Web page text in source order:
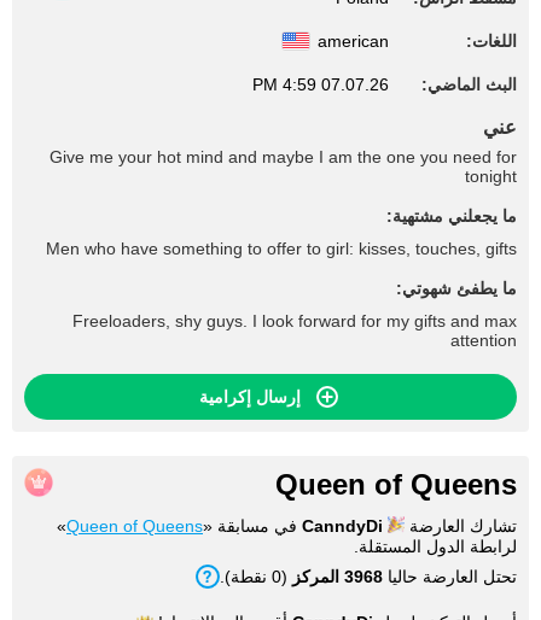
اللغات: american
البث الماضي: 07.07.26 4:59 PM
عني
Give me your hot mind and maybe I am the one you need for
tonight
ما يجعلني مشتهية:
Men who have something to offer to girl: kisses, touches, gifts
ما يطفئ شهوتي:
Freeloaders, shy guys. I look forward for my gifts and max
attention
إرسال إكرامية
Queen of Queens
تشارك العارضة CanndyDi في مسابقة «Queen of Queens
»
لرابطة الدول المستقلة.
تحتل العارضة حاليا 3968 المركز (0 نقطة).